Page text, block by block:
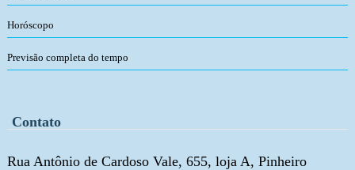
Horóscopo
Previsão completa do tempo
Contato
Rua Antônio de Cardoso Vale, 655, loja A, Pinheiro